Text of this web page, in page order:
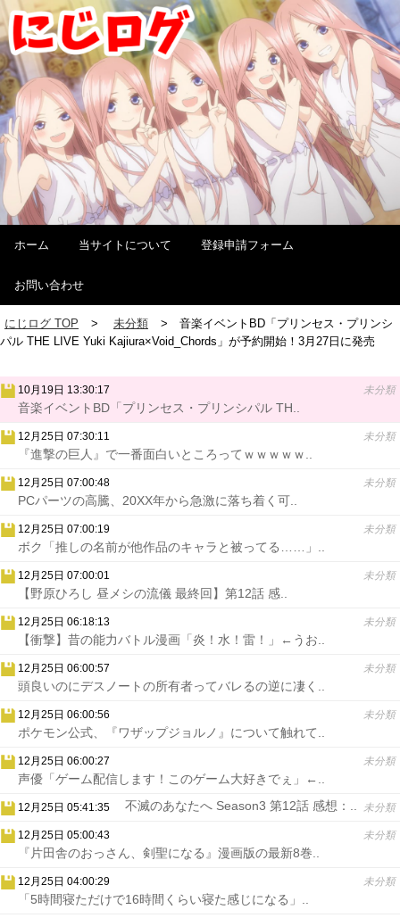
ホーム 当サイトについて 登録申請フォーム
お問い合わせ
にじログ TOP 未分類
音楽イベントBD「プリンセス・プリンシ
パル THE LIVE Yuki Kajiura×Void_Chords」が予約開始！3月27日に発売
10月19日 13:30:17 未分類
音楽イベントBD「プリンセス・プリンシパル TH..
12月25日 07:30:11 未分類
『進撃の巨人』で一番面白いところってｗｗｗｗｗ..
12月25日 07:00:48 未分類
PCパーツの高騰、20XX年から急激に落ち着く可..
12月25日 07:00:19 未分類
ボク「推しの名前が他作品のキャラと被ってる……」..
12月25日 07:00:01 未分類
【野原ひろし 昼メシの流儀 最終回】第12話 感..
12月25日 06:18:13 未分類
【衝撃】昔の能力バトル漫画「炎！水！雷！」←うお..
12月25日 06:00:57 未分類
頭良いのにデスノートの所有者ってバレるの逆に凄く..
12月25日 06:00:56 未分類
ポケモン公式、『ワザップジョルノ』について触れて..
12月25日 06:00:27 未分類
声優「ゲーム配信します！このゲーム大好きでぇ」←..
12月25日 05:41:35 未分類
不滅のあなたへ Season3 第12話 感想：..
12月25日 05:00:43 未分類
『片田舎のおっさん、剣聖になる』漫画版の最新8巻..
12月25日 04:00:29 未分類
「5時間寝ただけで16時間くらい寝た感じになる」..